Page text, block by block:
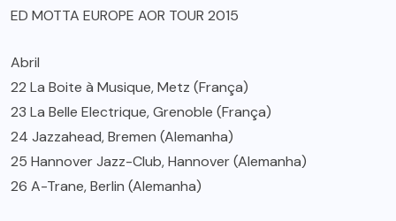
ED MOTTA EUROPE AOR TOUR 2015
Abril
22 La Boite à Musique, Metz (França)
23 La Belle Electrique, Grenoble (França)
24 Jazzahead, Bremen (Alemanha)
25 Hannover Jazz-Club, Hannover (Alemanha)
26 A-Trane, Berlin (Alemanha)